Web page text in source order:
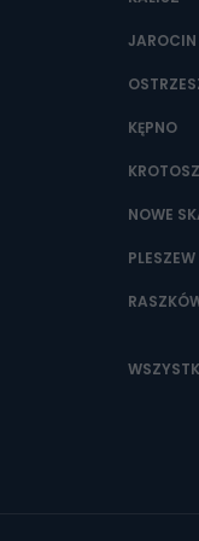
JAROCIN
KĘPNO
NOWE
PLESZEW